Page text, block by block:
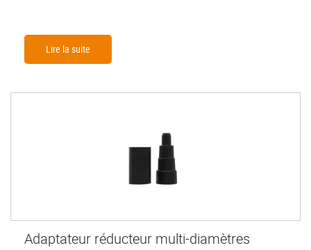
Lire la suite
Adaptateur réducteur multi-diamètres